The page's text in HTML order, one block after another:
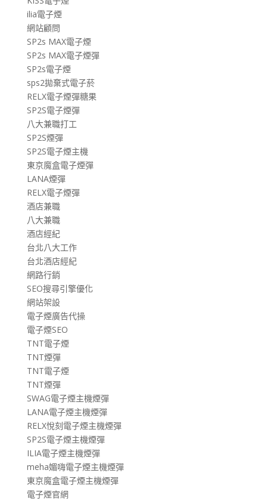
ilia電子煙
網站顧問
SP2s MAX電子煙
SP2s MAX電子煙彈
SP2s電子煙
sps2拋棄式電子菸
RELX電子煙彈糖果
SP2S電子煙彈
八大兼職打工
SP2S煙彈
SP2S電子煙主機
東京魔盒電子煙彈
LANA煙彈
RELX電子煙彈
酒店兼職
八大兼職
酒店經紀
台北八大工作
台北酒店經紀
網路行銷
SEO搜尋引擎優化
網站架設
電子煙廣告代操
電子煙SEO
TNT電子煙
TNT煙彈
TNT電子煙
TNT煙彈
SWAG電子煙主機煙彈
LANA電子煙主機煙彈
RELX悅刻電子煙主機煙彈
SP2S電子煙主機煙彈
ILIA電子煙主機煙彈
meha媚嗨電子煙主機煙彈
東京魔盒電子煙主機煙彈
電子煙官網